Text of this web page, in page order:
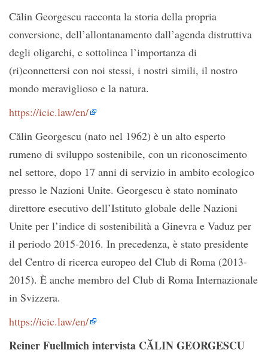
Călin Georgescu racconta la storia della propria
conversione, dell’allontanamento dall’agenda distruttiva
degli oligarchi, e sottolinea l’importanza di
(ri)connettersi con noi stessi, i nostri simili, il nostro
mondo meraviglioso e la natura.
https://icic.law/en/
Călin Georgescu (nato nel 1962) è un alto esperto
rumeno di sviluppo sostenibile, con un riconoscimento
nel settore, dopo 17 anni di servizio in ambito ecologico
presso le Nazioni Unite. Georgescu è stato nominato
direttore esecutivo dell’Istituto globale delle Nazioni
Unite per l’indice di sostenibilità a Ginevra e Vaduz per
il periodo 2015-2016. In precedenza, è stato presidente
del Centro di ricerca europeo del Club di Roma (2013-
2015). È anche membro del Club di Roma Internazionale
in Svizzera.
https://icic.law/en/
Reiner Fuellmich intervista CĂLIN GEORGESCU